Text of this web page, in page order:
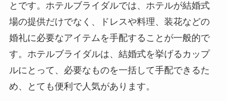
とです。ホテルブライダルでは、ホテルが結婚式
場の提供だけでなく、ドレスや料理、装花などの
婚礼に必要なアイテムを手配することが一般的で
す。ホテルブライダルは、結婚式を挙げるカップ
ルにとって、必要なものを一括して手配できるた
め、とても便利で人気があります。